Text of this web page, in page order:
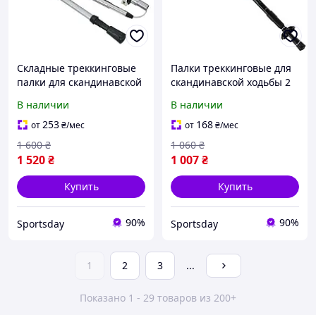
Складные треккинговые
палки для скандинавской
CONTOOSE TY-0466-5
В наличии
от253₴/мес
1 520₴
1 600 ₴
Купить
Sportsday 90%
Палки треккинговые для
скандинавской ходьбы 2
TY-2953
В наличии
от 168₴/мес
1 007₴
1 060 ₴
Купить
Sportsday 90%
1 2 3 ...
Показано 1 - 29 товаров из 200+